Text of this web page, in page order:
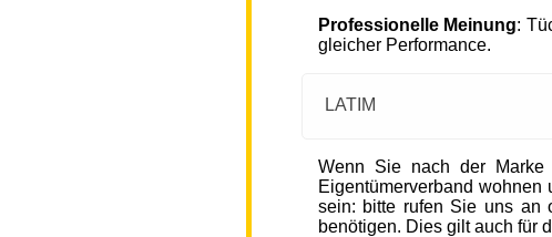
Professionelle Meinung:
gleicher Performance.
LATIM
Wenn Sie nach der
Eigentümerverband
sein: bitte rufen Sie uns an
benötigen. Dies gilt auch für